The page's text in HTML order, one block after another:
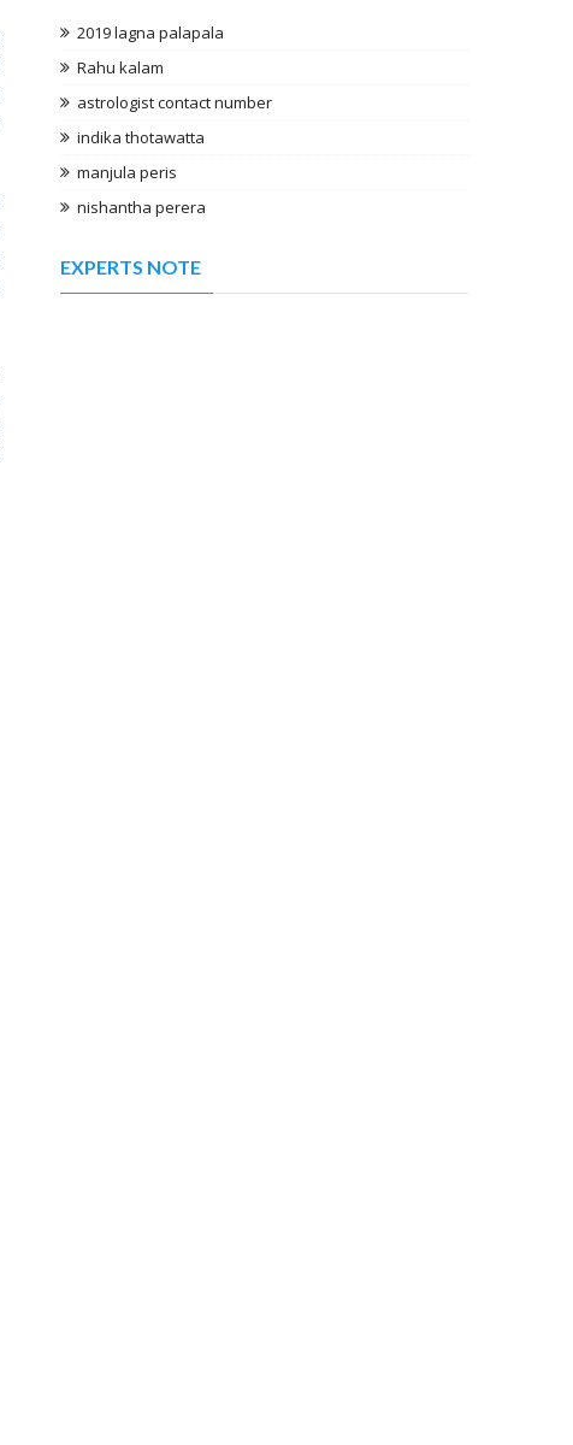
2019 lagna palapala
Rahu kalam
astrologist contact number
indika thotawatta
manjula peris
nishantha perera
EXPERTS NOTE